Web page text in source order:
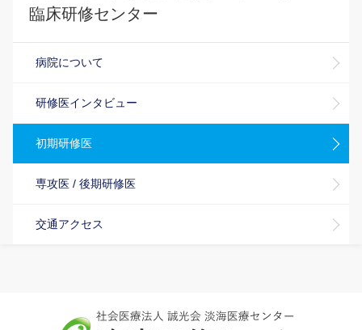
臨床研修センター
病院について
研修医インタビュー
初期研修医
専攻医 / 後期研修医
交通アクセス